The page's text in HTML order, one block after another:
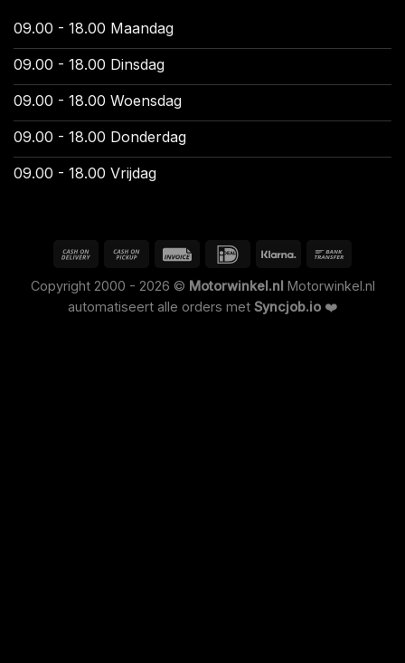
09.00 - 18.00 Maandag
09.00 - 18.00 Dinsdag
09.00 - 18.00 Woensdag
09.00 - 18.00 Donderdag
09.00 - 18.00 Vrijdag
Copyright 2000 - 2026 © Motorwinkel.nl Motorwinkel.nl
automatiseert alle orders met Syncjob.io ❤️